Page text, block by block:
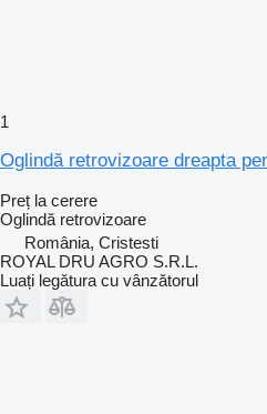
1
Oglindă retrovizoare dreapta
Preț la cerere
Oglindă retrovizoare
România, Cristesti
ROYAL DRU AGRO S.R.L.
Luați legătura cu vânzătorul